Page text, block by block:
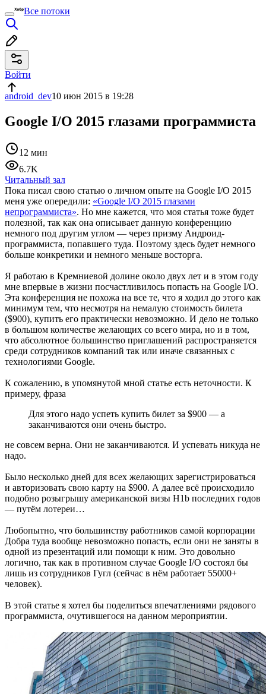
Все потоки
Войти
android_dev10 июн 2015 в 19:28
Google I/O 2015 глазами программиста
12 мин
6.7K
Читальный зал
Пока писал свою статью о личном опыте на Google I/O 2015
меня уже опередили: «Google I/O 2015 глазами
непрограммиста». Но мне кажется, что моя статья тоже будет
полезной, так как она описывает данную конференцию
немного под другим углом — через призму Андроид-
программиста, попавшего туда. Поэтому здесь будет немного
больше конкретики и немного меньше восторга.
Я работаю в Кремниевой долине около двух лет и в этом году
мне впервые в жизни посчастливилось попасть на Google I/O.
Эта конференция не похожа на все те, что я ходил до этого как
минимум тем, что несмотря на немалую стоимость билета
($900), купить его практически невозможно. И дело не только
в большом количестве желающих со всего мира, но и в том,
что абсолютное большинство приглашений распространяется
среди сотрудников компаний так или иначе связанных с
технологиями Google.
К сожалению, в упомянутой мной статье есть неточности. К
примеру, фраза
Для этого надо успеть купить билет за $900 — а
заканчиваются они очень быстро.
не совсем верна. Они не заканчиваются. И успевать никуда не
надо.
Было несколько дней для всех желающих зарегистрироваться
и авторизовать свою карту на $900. А далее всё происходило
подобно розыгрышу американской визы H1b последних годов
— путём лотереи…
Любопытно, что большинству работников самой корпорации
Добра туда вообще невозможно попасть, если они не заняты в
одной из презентаций или помощи к ним. Это довольно
логично, так как в противном случае Google I/O состоял бы
лишь из сотрудников Гугл (сейчас в нём работает 55000+
человек).
В этой статье я хотел бы поделиться впечатлениями рядового
программиста, очутившегося на данном мероприятии.